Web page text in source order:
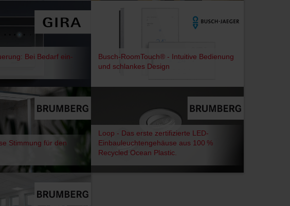
Bei Bedarf ein-
Busch-RoomTouch® - Intuitive Bedienung
und schlankes Design
Stimmung für den
Loop - Das erste zertifizierte LED-
Einbauleuchtengehäuse aus 100 %
Recycled Ocean Plastic.